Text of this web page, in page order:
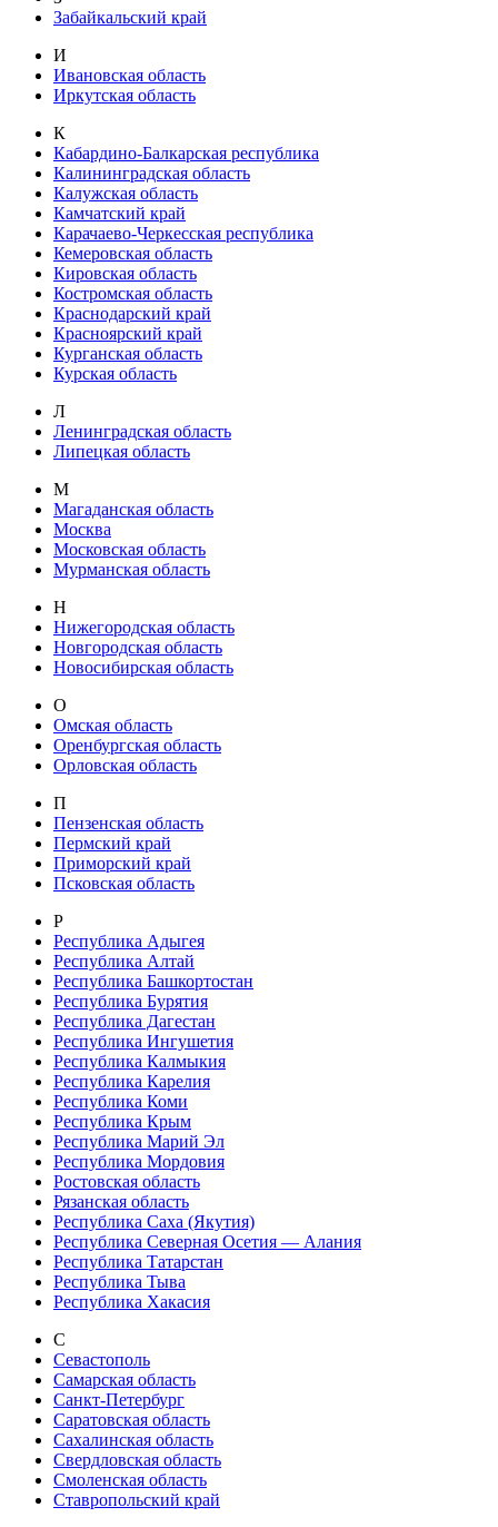
Забайкальский край
И
Ивановская область
Иркутская область
К
Кабардино-Балкарская республика
Калининградская область
Калужская область
Камчатский край
Карачаево-Черкесская республика
Кемеровская область
Кировская область
Костромская область
Краснодарский край
Красноярский край
Курганская область
Курская область
Л
Ленинградская область
Липецкая область
М
Магаданская область
Москва
Московская область
Мурманская область
Н
Нижегородская область
Новгородская область
Новосибирская область
О
Омская область
Оренбургская область
Орловская область
П
Пензенская область
Пермский край
Приморский край
Псковская область
Р
Республика Адыгея
Республика Алтай
Республика Башкортостан
Республика Бурятия
Республика Дагестан
Республика Ингушетия
Республика Калмыкия
Республика Карелия
Республика Коми
Республика Крым
Республика Марий Эл
Республика Мордовия
Ростовская область
Рязанская область
Республика Саха (Якутия)
Республика Северная Осетия — Алания
Республика Татарстан
Республика Тыва
Республика Хакасия
С
Севастополь
Самарская область
Санкт-Петербург
Саратовская область
Сахалинская область
Свердловская область
Смоленская область
Ставропольский край